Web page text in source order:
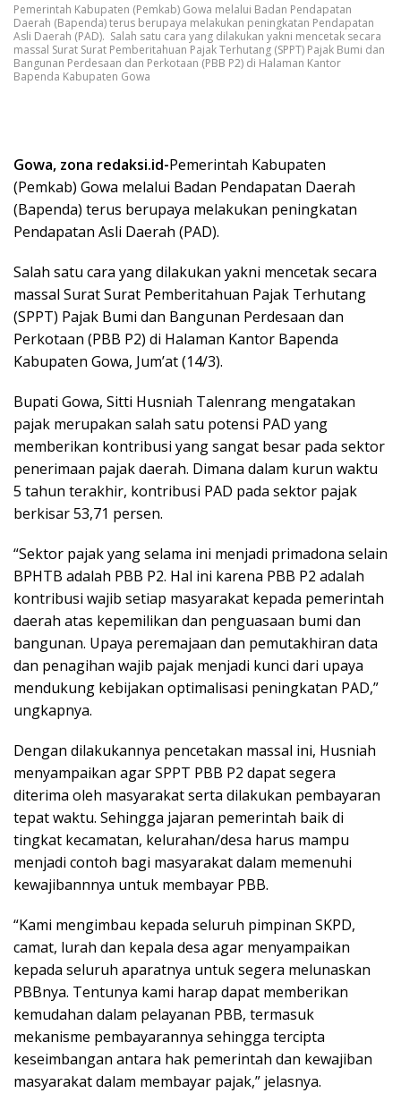
Pemerintah Kabupaten (Pemkab) Gowa melalui Badan Pendapatan
Daerah (Bapenda) terus berupaya melakukan peningkatan Pendapatan
Asli Daerah (PAD). Salah satu cara yang dilakukan yakni mencetak secara
massal Surat Surat Pemberitahuan Pajak Terhutang (SPPT) Pajak Bumi dan
Bangunan Perdesaan dan Perkotaan (PBB P2) di Halaman Kantor
Bapenda Kabupaten Gowa
Gowa, zona redaksi.id-Pemerintah Kabupaten
(Pemkab) Gowa melalui Badan Pendapatan Daerah
(Bapenda) terus berupaya melakukan peningkatan
Pendapatan Asli Daerah (PAD).
Salah satu cara yang dilakukan yakni mencetak secara
massal Surat Surat Pemberitahuan Pajak Terhutang
(SPPT) Pajak Bumi dan Bangunan Perdesaan dan
Perkotaan (PBB P2) di Halaman Kantor Bapenda
Kabupaten Gowa, Jum’at (14/3).
Bupati Gowa, Sitti Husniah Talenrang mengatakan
pajak merupakan salah satu potensi PAD yang
memberikan kontribusi yang sangat besar pada sektor
penerimaan pajak daerah. Dimana dalam kurun waktu
5 tahun terakhir, kontribusi PAD pada sektor pajak
berkisar 53,71 persen.
“Sektor pajak yang selama ini menjadi primadona selain
BPHTB adalah PBB P2. Hal ini karena PBB P2 adalah
kontribusi wajib setiap masyarakat kepada pemerintah
daerah atas kepemilikan dan penguasaan bumi dan
bangunan. Upaya peremajaan dan pemutakhiran data
dan penagihan wajib pajak menjadi kunci dari upaya
mendukung kebijakan optimalisasi peningkatan PAD,”
ungkapnya.
Dengan dilakukannya pencetakan massal ini, Husniah
menyampaikan agar SPPT PBB P2 dapat segera
diterima oleh masyarakat serta dilakukan pembayaran
tepat waktu. Sehingga jajaran pemerintah baik di
tingkat kecamatan, kelurahan/desa harus mampu
menjadi contoh bagi masyarakat dalam memenuhi
kewajibannnya untuk membayar PBB.
“Kami mengimbau kepada seluruh pimpinan SKPD,
camat, lurah dan kepala desa agar menyampaikan
kepada seluruh aparatnya untuk segera melunaskan
PBBnya. Tentunya kami harap dapat memberikan
kemudahan dalam pelayanan PBB, termasuk
mekanisme pembayarannya sehingga tercipta
keseimbangan antara hak pemerintah dan kewajiban
masyarakat dalam membayar pajak,” jelasnya.